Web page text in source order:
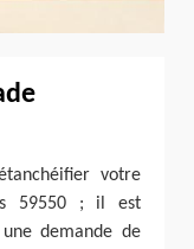
votre
59550 ; il est
demande de